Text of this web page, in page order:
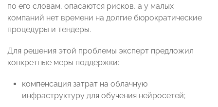
по его словам, опасаются рисков, а у малых
компаний нет времени на долгие бюрократические
процедуры и тендеры.
Для решения этой проблемы эксперт предложил
конкретные меры поддержки:
компенсация затрат на облачную
инфраструктуру для обучения нейросетей;